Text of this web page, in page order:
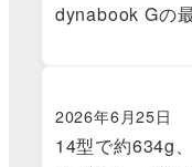
dynabook Gの
14型で約634g
2026年6月25日